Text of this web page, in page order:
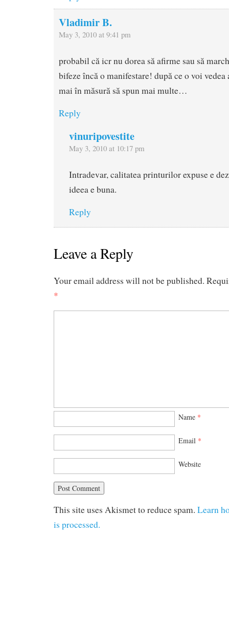
Vladimir B.
May 3, 2010 at 9:41 pm
probabil că icr nu dorea să afirme sau să
bifeze încă o manifestare! după ce o voi vedea
mai în măsură să spun mai multe…
Reply
vinuripovestite
May 3, 2010 at 10:17 pm
Intradevar, calitatea printurilor expuse e
ideea e buna.
Reply
Leave a Reply
Your email address will not be published.
*
Name *
Email *
Website
This site uses Akismet to reduce spam. Learn
is processed.